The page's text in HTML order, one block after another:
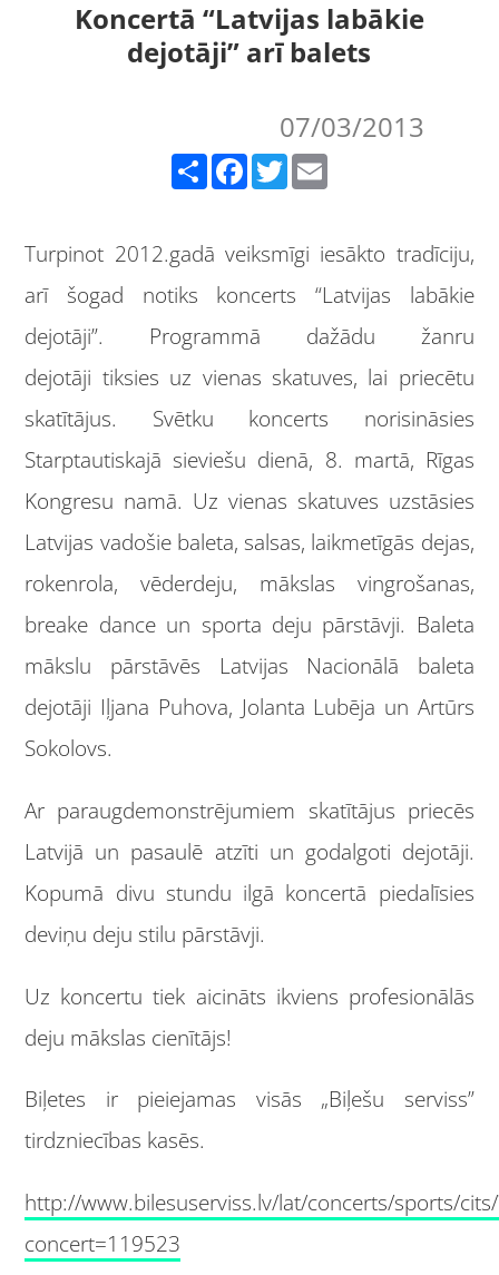
Koncertā “Latvijas labākie
dejotāji” arī balets
07/03/2013
Facebook Twitter
Turpinot 2012.gadā veiksmīgi iesākto tradīciju,
arī šogad notiks koncerts “Latvijas labākie
dejotāji”. Programmā dažādu žanru
dejotāji tiksies uz vienas skatuves, lai priecētu
skatītājus. Svētku koncerts norisināsies
Starptautiskajā sieviešu dienā, 8. martā, Rīgas
Kongresu namā. Uz vienas skatuves uzstāsies
Latvijas vadošie baleta, salsas, laikmetīgās dejas,
rokenrola, vēderdeju, mākslas vingrošanas,
breake dance un sporta deju pārstāvji. Baleta
mākslu pārstāvēs Latvijas Nacionālā baleta
dejotāji Iļjana Puhova, Jolanta Lubēja un Artūrs
Sokolovs.
Ar paraugdemonstrējumiem skatītājus priecēs
Latvijā un pasaulē atzīti un godalgoti dejotāji.
Kopumā divu stundu ilgā koncertā piedalīsies
deviņu deju stilu pārstāvji.
Uz koncertu tiek aicināts ikviens profesionālās
deju mākslas cienītājs!
Biļetes ir pieiejamas visās „Biļešu serviss”
tirdzniecības kasēs.
http://www.bilesuserviss.lv/lat/concerts/sports/
concert=119523